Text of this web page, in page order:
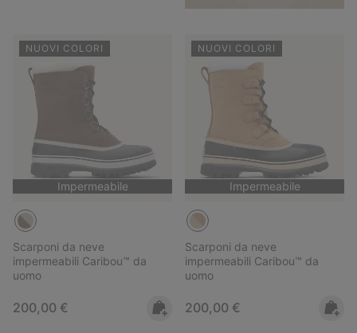
NUOVI COLORI
Impermeabile
Scarponi da neve
impermeabili Caribou™ da
uomo
Regular price:
200,00 €
NUOVI COLORI
Impermeabile
Scarponi da neve
impermeabili Caribou™ da
uomo
Regular price:
200,00 €